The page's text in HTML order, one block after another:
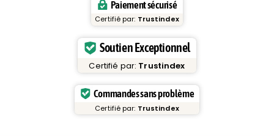
Paiement sécurisé
Certifié par: Trustindex
Soutien Exceptionnel
Certifié par: Trustindex
Commandes sans problème
Certifié par: Trustindex